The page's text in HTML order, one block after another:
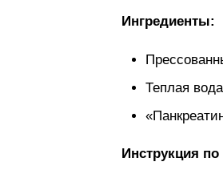
Ингредиенты:
Теплая
Инструкция